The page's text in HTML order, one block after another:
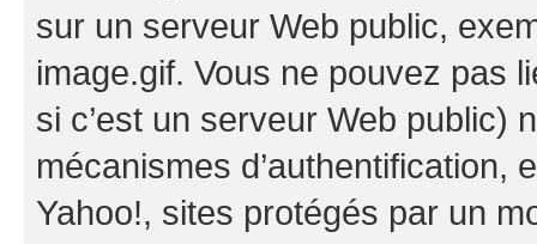
sur un serveur Web public,
image.gif. Vous ne pouvez pas
si c’est un serveur Web public)
mécanismes d’authentification,
Yahoo!, sites protégés par un